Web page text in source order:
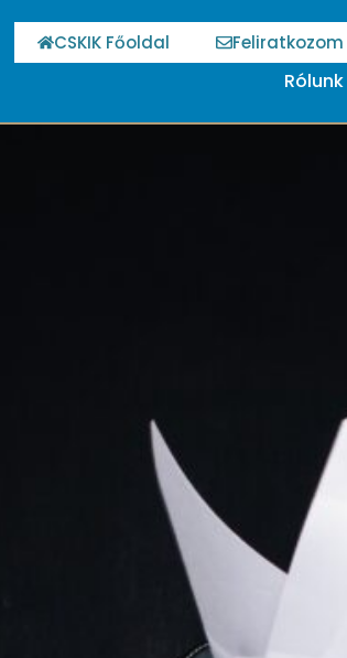
CSKIK Főoldal
Rólunk